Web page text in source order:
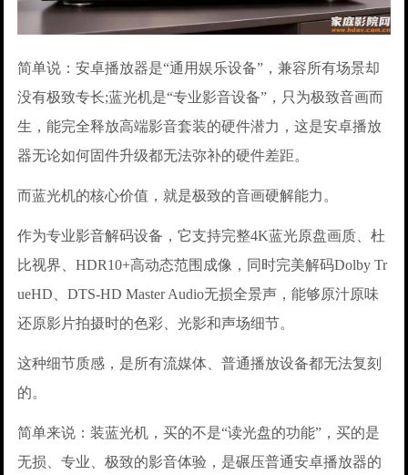
简单说：安卓播放器是“通用娱乐设备”，兼容所有场景却
没有极致专长;蓝光机是“专业影音设备”，只为极致音画而
生，能完全释放高端影音套装的硬件潜力，这是安卓播放
器无论如何固件升级都无法弥补的硬件差距。
而蓝光机的核心价值，就是极致的音画硬解能力。
作为专业影音解码设备，它支持完整4K蓝光原盘画质、杜
比视界、HDR10+高动态范围成像，同时完美解码Dolby Tr
ueHD、DTS-HD Master Audio无损全景声，能够原汁原味
还原影片拍摄时的色彩、光影和声场细节。
这种细节质感，是所有流媒体、普通播放设备都无法复刻
的。
简单来说：装蓝光机，买的不是“读光盘的功能”，买的是
无损、专业、极致的影音体验，是碾压普通安卓播放器的